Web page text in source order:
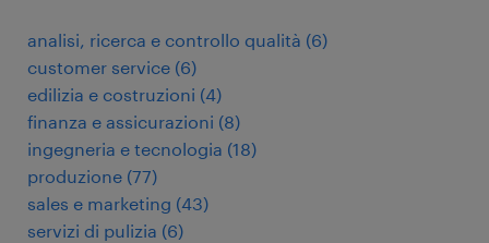
analisi, ricerca e controllo qualità (6)
customer service (6)
edilizia e costruzioni (4)
finanza e assicurazioni (8)
ingegneria e tecnologia (18)
produzione (77)
sales e marketing (43)
servizi di pulizia (6)